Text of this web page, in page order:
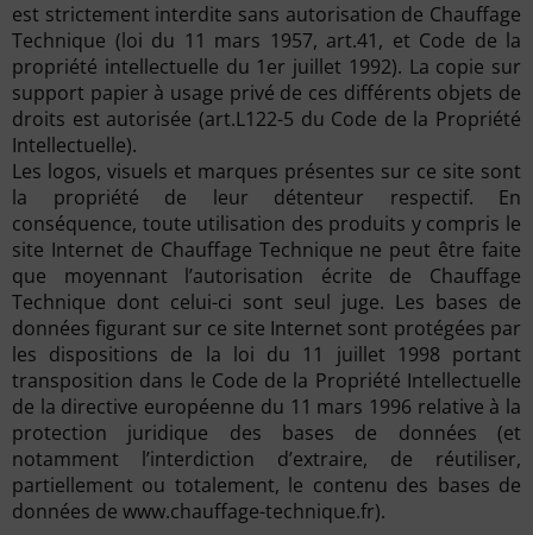
est strictement interdite sans autorisation de Chauffage
Technique (loi du 11 mars 1957, art.41, et Code de la
propriété intellectuelle du 1er juillet 1992). La copie sur
support papier à usage privé de ces différents objets de
droits est autorisée (art.L122-5 du Code de la Propriété
Intellectuelle).
Les logos, visuels et marques présentes sur ce site sont
la propriété de leur détenteur respectif. En
conséquence, toute utilisation des produits y compris le
site Internet de Chauffage Technique ne peut être faite
que moyennant l’autorisation écrite de Chauffage
Technique dont celui-ci sont seul juge. Les bases de
données figurant sur ce site Internet sont protégées par
les dispositions de la loi du 11 juillet 1998 portant
transposition dans le Code de la Propriété Intellectuelle
de la directive européenne du 11 mars 1996 relative à la
protection juridique des bases de données (et
notamment l’interdiction d’extraire, de réutiliser,
partiellement ou totalement, le contenu des bases de
données de www.chauffage-technique.fr).